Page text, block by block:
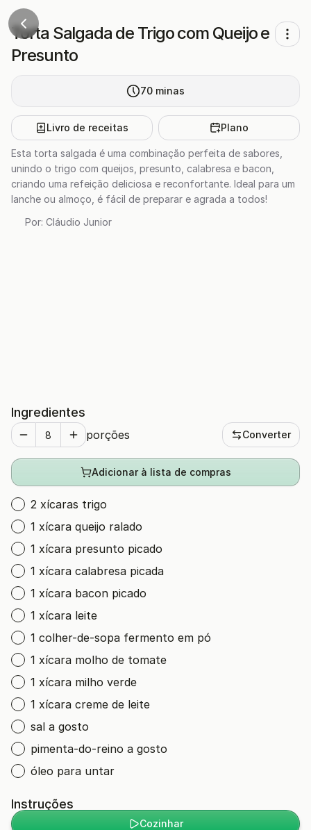
Torta Salgada de Trigo com Queijo e
Presunto
70 minas
Livro de receitas Plano
Esta torta salgada é uma combinação perfeita de sabores,
unindo o trigo com queijos, presunto, calabresa e bacon,
criando uma refeição deliciosa e reconfortante. Ideal para um
lanche ou almoço, é fácil de preparar e agrada a todos!
Por: Cláudio Junior
Ingredientes
porções Converter
Adicionar à lista de compras
2 xícaras trigo
1 xícara queijo ralado
1 xícara presunto picado
1 xícara calabresa picada
1 xícara bacon picado
1 xícara leite
1 colher-de-sopa fermento em pó
1 xícara molho de tomate
1 xícara milho verde
1 xícara creme de leite
sal a gosto
pimenta-do-reino a gosto
óleo para untar
Instruções
Cozinhar